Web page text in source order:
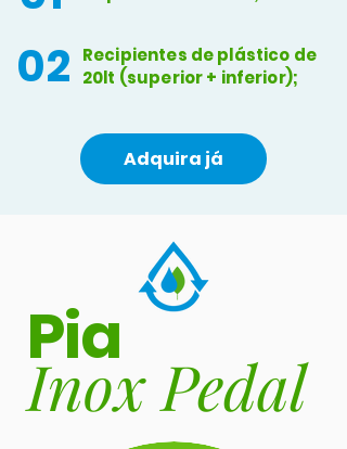
02
Recipientes de plástico de
20lt (superior + inferior);
Adquira já
Pia
Inox Pedal